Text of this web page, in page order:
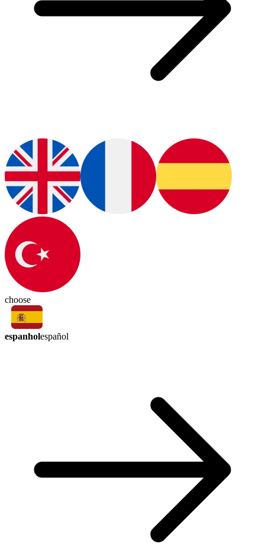
choose
espanholespañol